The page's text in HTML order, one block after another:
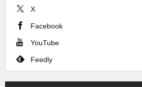
X
Facebook
YouTube
Feedly